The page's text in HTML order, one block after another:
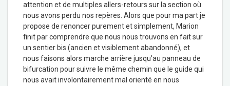
attention et de multiples allers-retours sur la section où
nous avons perdu nos repères. Alors que pour ma part je
propose de renoncer purement et simplement, Marion
finit par comprendre que nous nous trouvons en fait sur
un sentier bis (ancien et visiblement abandonné), et
nous faisons alors marche arrière jusqu’au panneau de
bifurcation pour suivre le même chemin que le guide qui
nous avait involontairement mal orienté en nous